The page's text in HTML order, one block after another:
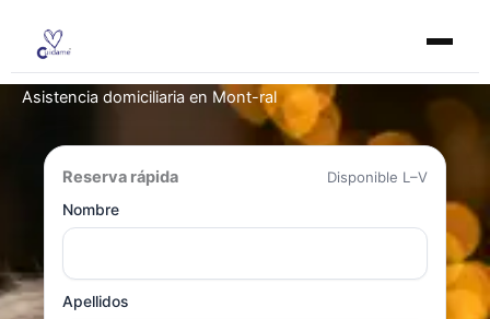
contenido
Asistencia domiciliaria en Mont-ral
Reserva rápida
Disponible L–V
Nombre
Apellidos